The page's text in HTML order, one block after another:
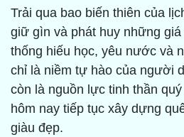
Trải qua bao biến thiên của
giữ gìn và phát huy những
thống hiếu học, yêu nước và
chỉ là niềm tự hào của người
còn là nguồn lực tinh thần
hôm nay tiếp tục xây dựng
giàu đẹp.